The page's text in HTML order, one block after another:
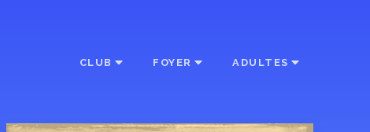
CLUB FOYER ADULTES